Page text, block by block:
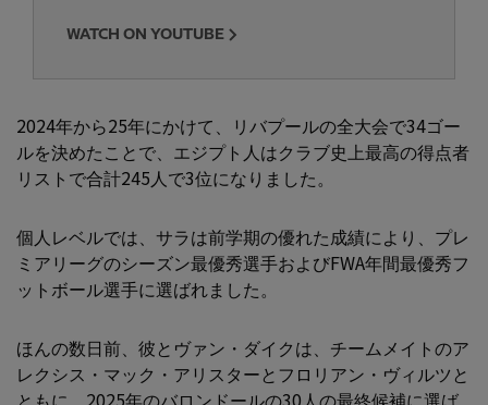
WATCH ON YOUTUBE
2024年から25年にかけて、リバプールの全大会で34ゴー
ルを決めたことで、エジプト人はクラブ史上最高の得点者
リストで合計245人で3位になりました。
個人レベルでは、サラは前学期の優れた成績により、プレ
ミアリーグのシーズン最優秀選手およびFWA年間最優秀フ
ットボール選手に選ばれました。
ほんの数日前、彼とヴァン・ダイクは、チームメイトのア
レクシス・マック・アリスターとフロリアン・ヴィルツと
ともに、2025年のバロンドールの30人の最終候補に選ば